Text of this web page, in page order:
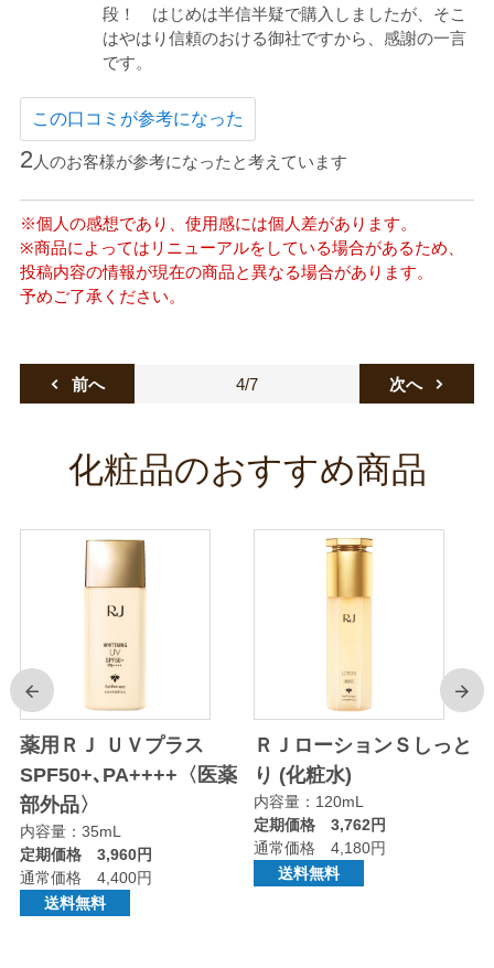
段！ はじめは半信半疑で購入しましたが、そこ
はやはり信頼のおける御社ですから、感謝の一言
です。
この口コミが参考になった
2 人のお客様が参考になったと考えています
※個人の感想であり、使用感には個人差があります。
※商品によってはリニューアルをしている場合があるため、
投稿内容の情報が現在の商品と異なる場合があります。
予めご了承ください。
4/7
前へ 次へ
化粧品のおすすめ商品
前
薬用ＲＪ ＵＶプラス
SPF50+､PA++++〈医薬
部外品〉
内容量：35mL
定期価格 3,960円
通常価格 4,400円
送料無料
ＲＪローションＳしっと
り (化粧水)
内容量：120mL
定期価格 3,762円
通常価格 4,180円
送料無料
次